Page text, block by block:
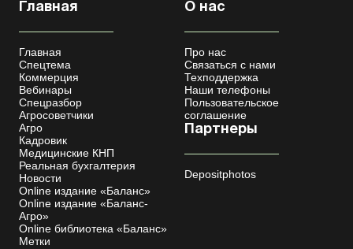
Главная
Главная
Спецтема
Коммерция
Вебинары
Спецразбор
Агросоветчики
Агро
Кадровик
Медицинские КНП
Реальная бухгалтерия
Новости
Online издание «Баланс»
Online издание «Баланс-
Агро»
Online библиотека «Баланс»
Метки
О нас
Про нас
Связаться с нами
Техподдержка
Наши телефоны
Пользовательское
соглашение
Партнеры
Depositphotos